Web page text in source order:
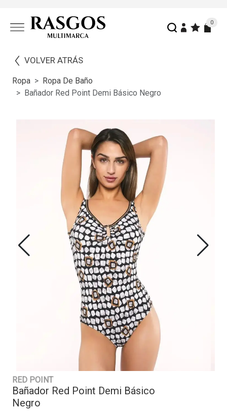
0
VOLVER ATRÁS
Ropa
Ropa De Baño
Bañador Red Point Demi Básico Negro
RED POINT
Bañador Red Point Demi Básico
Negro